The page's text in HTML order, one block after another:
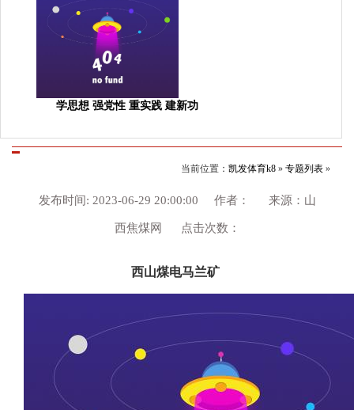
学思想 强党性 重实践 建新功
当前位置： 凯发体育k8 » 专题列表 »
发布时间: 2023-06-29 20:00:00 作者： 来源：山
西焦煤网 点击次数：
西山煤电马兰矿